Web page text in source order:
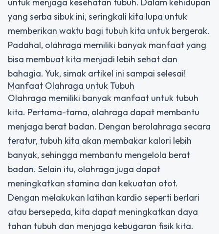
yang serba sibuk ini, seringkali kita lupa untuk
memberikan waktu bagi tubuh kita untuk bergerak.
Padahal, olahraga memiliki banyak manfaat yang
bisa membuat kita menjadi lebih sehat dan
bahagia. Yuk, simak artikel ini sampai selesai!
Manfaat Olahraga untuk Tubuh
Olahraga memiliki banyak manfaat untuk tubuh
kita. Pertama-tama, olahraga dapat membantu
menjaga berat badan. Dengan berolahraga secara
teratur, tubuh kita akan membakar kalori lebih
banyak, sehingga membantu mengelola berat
badan. Selain itu, olahraga juga dapat
meningkatkan stamina dan kekuatan otot.
Dengan melakukan latihan kardio seperti berlari
atau bersepeda, kita dapat meningkatkan daya
tahan tubuh dan menjaga kebugaran fisik kita.